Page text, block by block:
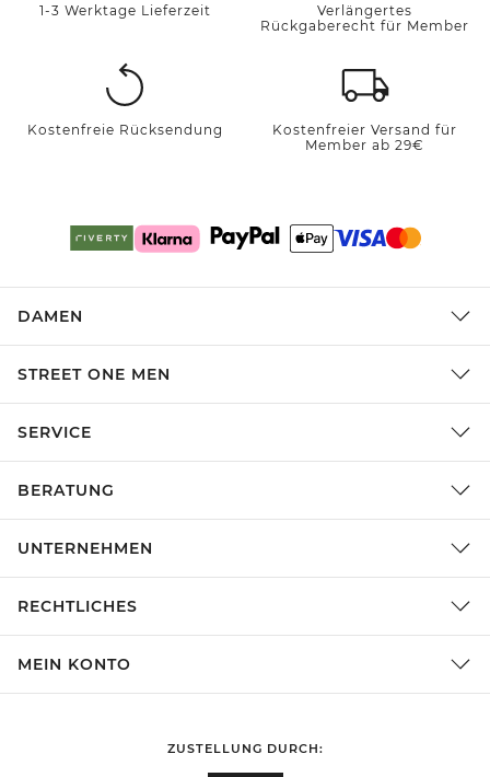
1-3 Werktage Lieferzeit
Verlängertes
Rückgaberecht für Member
Kostenfreie Rücksendung
Kostenfreier Versand für
Member ab 29€
DAMEN
STREET ONE MEN
SERVICE
BERATUNG
UNTERNEHMEN
RECHTLICHES
MEIN KONTO
ZUSTELLUNG DURCH: